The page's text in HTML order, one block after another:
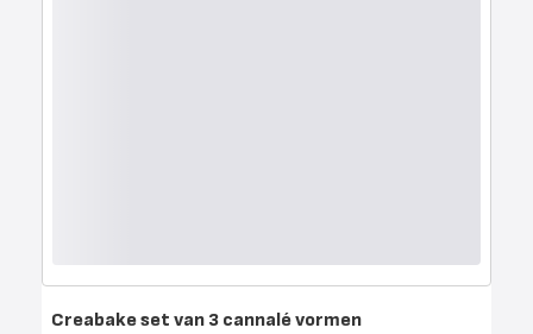
Creabake set van 3 cannalé vormen
Score